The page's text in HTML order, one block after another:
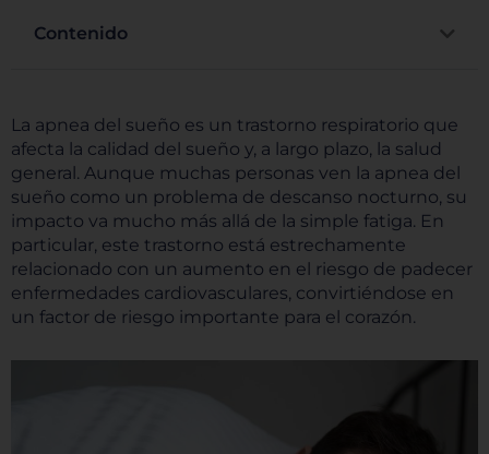
Contenido
La apnea del sueño es un trastorno respiratorio que
afecta la calidad del sueño y, a largo plazo, la salud
general. Aunque muchas personas ven la apnea del
sueño como un problema de descanso nocturno, su
impacto va mucho más allá de la simple fatiga. En
particular, este trastorno está estrechamente
relacionado con un aumento en el riesgo de padecer
enfermedades cardiovasculares, convirtiéndose en
un factor de riesgo importante para el corazón.